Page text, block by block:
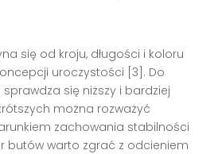
się od kroju, długości i koloru
uroczystości [3]. Do
sprawdza się niższy i bardziej
można rozważyć
zachowania stabilności
butów warto zgrać z odcieniem